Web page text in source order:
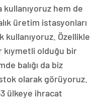
hem de
üretim istasyonları
kullanıyoruz. Özellikle
kıymetli olduğu bir
balığı da biz
olarak görüyoruz.
ülkeye ihracat